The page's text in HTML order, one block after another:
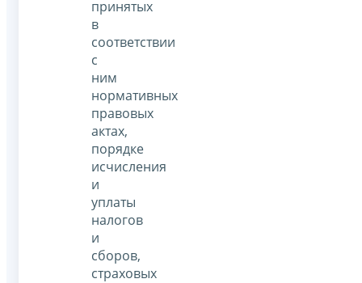
принятых
в
соответствии
с
ним
нормативных
правовых
актах,
порядке
исчисления
и
уплаты
налогов
и
сборов,
страховых